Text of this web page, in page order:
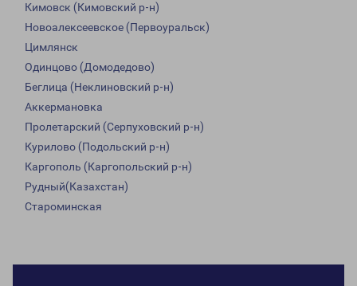
Кимовск (Кимовский р-н)
Новоалексеевское (Первоуральск)
Цимлянск
Одинцово (Домодедово)
Беглица (Неклиновский р-н)
Аккермановка
Пролетарский (Серпуховский р-н)
Курилово (Подольский р-н)
Каргополь (Каргопольский р-н)
Рудный(Казахстан)
Староминская